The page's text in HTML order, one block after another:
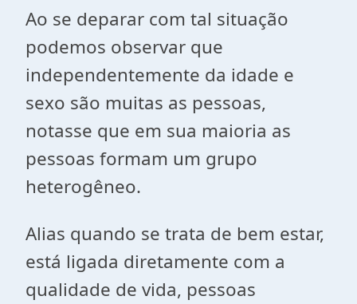
Ao se deparar com tal situação
podemos observar que
independentemente da idade e
sexo são muitas as pessoas,
notasse que em sua maioria as
pessoas formam um grupo
heterogêneo.
Alias quando se trata de bem estar,
está ligada diretamente com a
qualidade de vida, pessoas